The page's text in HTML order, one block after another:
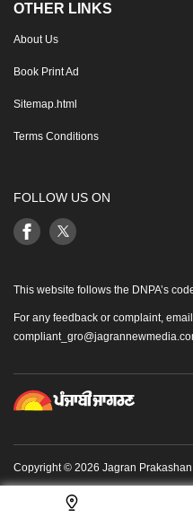
OTHER LINKS
About Us
Book Print Ad
Sitemap.html
Terms Conditions
FOLLOW US ON
This website follows the DNPA’s
For any feedback or complaint,
Copyright © 2026 Jagran Prakashan